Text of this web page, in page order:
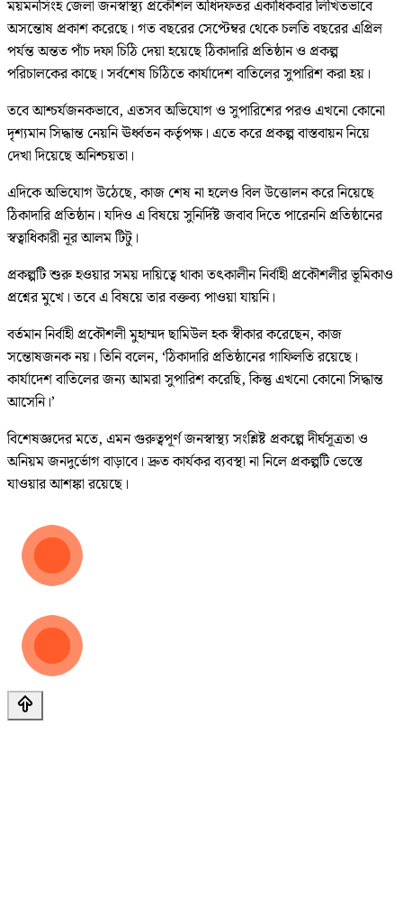
ময়মনসিংহ জেলা জনস্বাস্থ্য প্রকৌশল অধিদফতর একাধিকবার লিখিতভাবে
অসন্তোষ প্রকাশ করেছে। গত বছরের সেপ্টেম্বর থেকে চলতি বছরের এপ্রিল
পর্যন্ত অন্তত পাঁচ দফা চিঠি দেয়া হয়েছে ঠিকাদারি প্রতিষ্ঠান ও প্রকল্প
পরিচালকের কাছে। সর্বশেষ চিঠিতে কার্যাদেশ বাতিলের সুপারিশ করা হয়।
তবে আশ্চর্যজনকভাবে, এতসব অভিযোগ ও সুপারিশের পরও এখনো কোনো
দৃশ্যমান সিদ্ধান্ত নেয়নি ঊর্ধ্বতন কর্তৃপক্ষ। এতে করে প্রকল্প বাস্তবায়ন নিয়ে
দেখা দিয়েছে অনিশ্চয়তা।
এদিকে অভিযোগ উঠেছে, কাজ শেষ না হলেও বিল উত্তোলন করে নিয়েছে
ঠিকাদারি প্রতিষ্ঠান। যদিও এ বিষয়ে সুনির্দিষ্ট জবাব দিতে পারেননি প্রতিষ্ঠানের
স্বত্বাধিকারী নূর আলম টিটু।
প্রকল্পটি শুরু হওয়ার সময় দায়িত্বে থাকা তৎকালীন নির্বাহী প্রকৌশলীর ভূমিকাও
প্রশ্নের মুখে। তবে এ বিষয়ে তার বক্তব্য পাওয়া যায়নি।
বর্তমান নির্বাহী প্রকৌশলী মুহাম্মদ ছামিউল হক স্বীকার করেছেন, কাজ
সন্তোষজনক নয়। তিনি বলেন, ‘ঠিকাদারি প্রতিষ্ঠানের গাফিলতি রয়েছে।
কার্যাদেশ বাতিলের জন্য আমরা সুপারিশ করেছি, কিন্তু এখনো কোনো সিদ্ধান্ত
আসেনি।’
বিশেষজ্ঞদের মতে, এমন গুরুত্বপূর্ণ জনস্বাস্থ্য সংশ্লিষ্ট প্রকল্পে দীর্ঘসূত্রতা ও
অনিয়ম জনদুর্ভোগ বাড়াবে। দ্রুত কার্যকর ব্যবস্থা না নিলে প্রকল্পটি ভেস্তে
যাওয়ার আশঙ্কা রয়েছে।